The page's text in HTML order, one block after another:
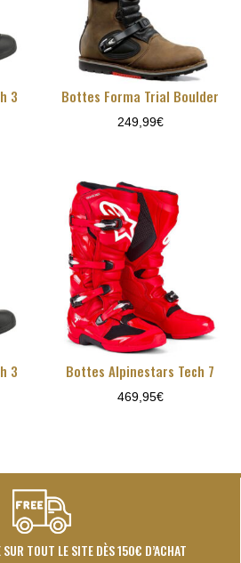
3 Bottes Forma Trial Boulder
249,99€
3 Bottes Alpinestars Tech 7
469,95€
TOUT LE SITE DÈS 150€ D’ACHAT